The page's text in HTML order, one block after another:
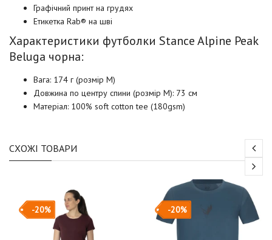
Графічний принт на грудях
Етикетка Rab® на шві
Характеристики футболки Stance Alpine Peak
Beluga чорна:
Вага: 174 г (розмір M)
Довжина по центру спини (розмір M): 73 см
Матеріал: 100% soft cotton tee (180gsm)
СХОЖІ ТОВАРИ
-20% -20%